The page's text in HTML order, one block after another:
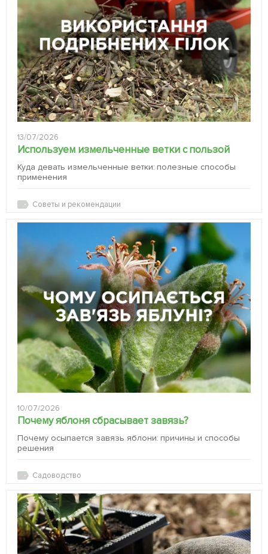
13/07/2026
Используем измельченные ветки с пользой
Куда девать измельченные ветки: полезные способы
применения
Советы и рекомендации
10/07/2026
Почему яблоня сбрасывает завязь?
Почему осыпается завязь яблони: причины и способы
решения
Садоводство